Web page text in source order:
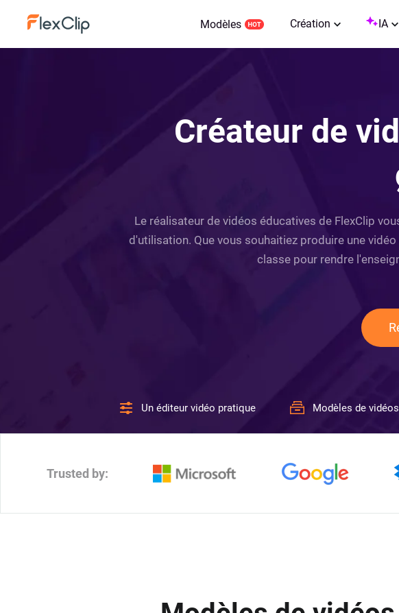
Modèles Création IA
Créateur de
Le réalisateur de vidéos éducatives de FlexClip
d'utilisation. Que vous souhaitiez produire une
classe pour rendre
Un éditeur vidéo pratique Modèles de
Trusted by: